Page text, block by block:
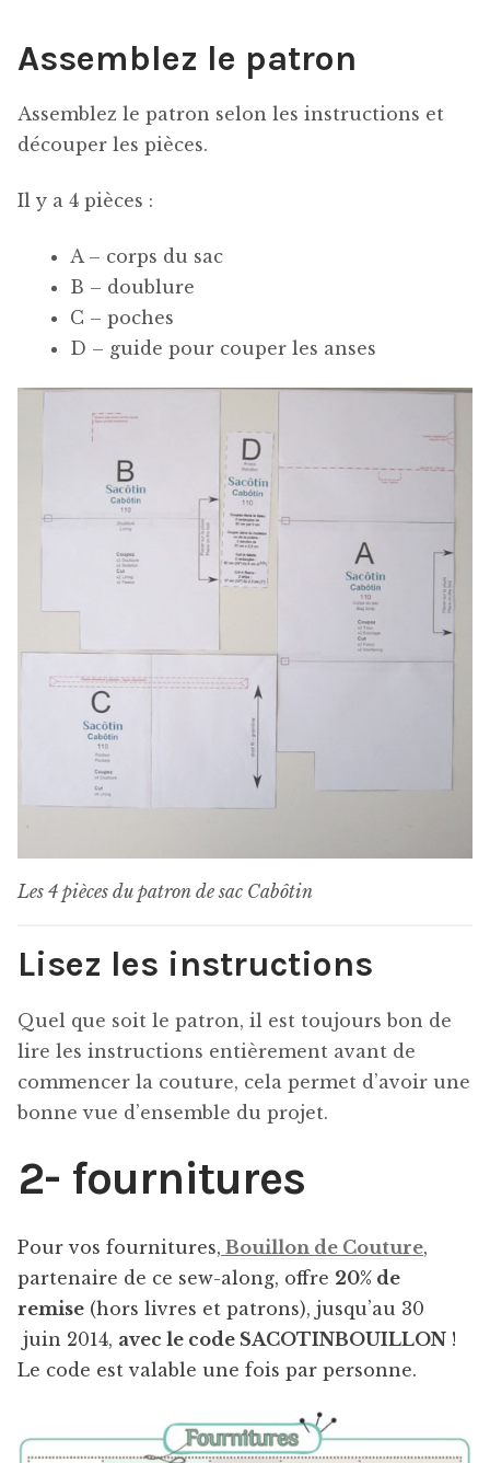
Assemblez le patron
Assemblez le patron selon les instructions et
découper les pièces.
Il y a 4 pièces :
A – corps du sac
B – doublure
C – poches
D – guide pour couper les anses
Les 4 pièces du patron de sac Cabôtin
Lisez les instructions
Quel que soit le patron, il est toujours bon de
lire les instructions entièrement avant de
commencer la couture, cela permet d’avoir une
bonne vue d’ensemble du projet.
2- fournitures
Pour vos fournitures, Bouillon de Couture,
partenaire de ce sew-along, offre 20% de
remise (hors livres et patrons), jusqu’au 30
juin 2014, avec le code SACOTINBOUILLON !
Le code est valable une fois par personne.